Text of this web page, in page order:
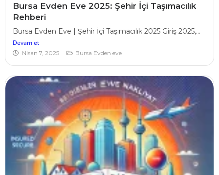
Bursa Evden Eve 2025: Şehir İçi Taşımacılık
Rehberi
Bursa Evden Eve | Şehir İçi Taşımacılık 2025 Giriş 2025,...
Devam et
Nisan 7, 2025 Bursa Evden eve